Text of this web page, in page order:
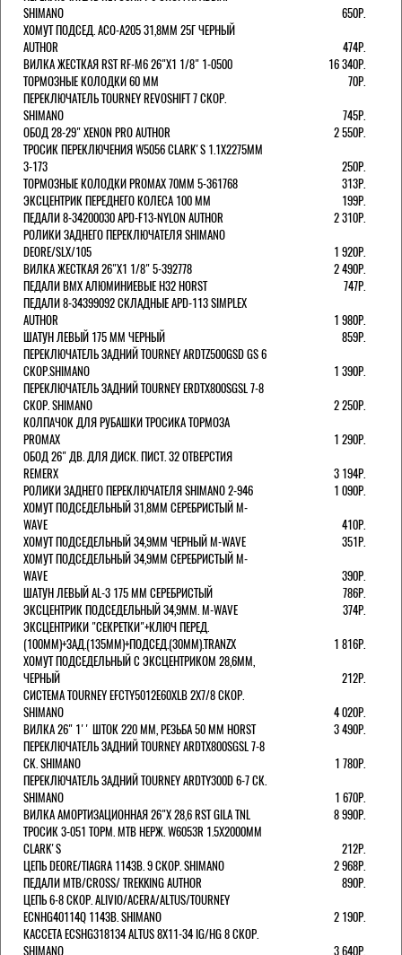
SHIMANO
650Р.
ХОМУТ ПОДСЕД. ACO-A205 31,8ММ 25Г ЧЕРНЫЙ
AUTHOR
474Р.
ВИЛКА ЖЕСТКАЯ RST RF-M6 26"Х1 1/8" 1-0500
16 340Р.
ТОРМОЗНЫЕ КОЛОДКИ 60 ММ
70Р.
ПЕРЕКЛЮЧАТЕЛЬ TOURNEY REVOSHIFT 7 СКОР.
SHIMANO
745Р.
ОБОД 28-29" XENON PRO AUTHOR
2 550Р.
ТРОСИК ПЕРЕКЛЮЧЕНИЯ W5056 CLARK'S 1.1Х2275ММ
3-173
250Р.
ТОРМОЗНЫЕ КОЛОДКИ PROMAX 70ММ 5-361768
313Р.
ЭКСЦЕНТРИК ПЕРЕДНЕГО КОЛЕСА 100 ММ
199Р.
ПЕДАЛИ 8-34200030 APD-F13-NYLON AUTHOR
2 310Р.
РОЛИКИ ЗАДНЕГО ПЕРЕКЛЮЧАТЕЛЯ SHIMANO
DEORE/SLX/105
1 920Р.
ВИЛКА ЖЕСТКАЯ 26"Х1 1/8" 5-392778
2 490Р.
ПЕДАЛИ BMX АЛЮМИНИЕВЫЕ H32 HORST
747Р.
ПЕДАЛИ 8-34399092 СКЛАДНЫЕ APD-113 SIMPLEX
AUTHOR
1 980Р.
ШАТУН ЛЕВЫЙ 175 ММ ЧЕРНЫЙ
859Р.
ПЕРЕКЛЮЧАТЕЛЬ ЗАДНИЙ TOURNEY ARDTZ500GSD GS 6
СКОР.SHIMANO
1 390Р.
ПЕРЕКЛЮЧАТЕЛЬ ЗАДНИЙ TOURNEY ERDTX800SGSL 7-8
СКОР. SHIMANO
2 250Р.
КОЛПАЧОК ДЛЯ РУБАШКИ ТРОСИКА ТОРМОЗА
PROMAX
1 290Р.
ОБОД 26" ДВ. ДЛЯ ДИСК. ПИСТ. 32 ОТВЕРСТИЯ
REMERX
3 194Р.
РОЛИКИ ЗАДНЕГО ПЕРЕКЛЮЧАТЕЛЯ SHIMANO 2-946
1 090Р.
ХОМУТ ПОДСЕДЕЛЬНЫЙ 31,8ММ СЕРЕБРИСТЫЙ M-
WAVE
410Р.
ХОМУТ ПОДСЕДЕЛЬНЫЙ 34,9ММ ЧЕРНЫЙ M-WAVE
351Р.
ХОМУТ ПОДСЕДЕЛЬНЫЙ 34,9ММ СЕРЕБРИСТЫЙ M-
WAVE
390Р.
ШАТУН ЛЕВЫЙ AL-3 175 ММ СЕРЕБРИСТЫЙ
786Р.
ЭКСЦЕНТРИК ПОДСЕДЕЛЬНЫЙ 34,9ММ. M-WAVE
374Р.
ЭКСЦЕНТРИКИ "СЕКРЕТКИ"+КЛЮЧ ПЕРЕД.
(100ММ)+ЗАД.(135ММ)+ПОДСЕД.(30ММ).TRANZX
1 816Р.
ХОМУТ ПОДСЕДЕЛЬНЫЙ С ЭКСЦЕНТРИКОМ 28,6ММ,
ЧЕРНЫЙ
212Р.
СИСТЕМА TOURNEY EFCTY5012E60XLB 2X7/8 СКОР.
SHIMANO
4 020Р.
ВИЛКА 26" 1'' ШТОК 220 ММ, РЕЗЬБА 50 ММ HORST
3 490Р.
ПЕРЕКЛЮЧАТЕЛЬ ЗАДНИЙ TOURNEY ARDTX800SGSL 7-8
СК. SHIMANO
1 780Р.
ПЕРЕКЛЮЧАТЕЛЬ ЗАДНИЙ TOURNEY ARDTY300D 6-7 СК.
SHIMANO
1 670Р.
ВИЛКА АМОРТИЗАЦИОННАЯ 26"Х 28,6 RST GILA TNL
8 990Р.
ТРОСИК 3-051 ТОРМ. MTB НЕРЖ. W6053R 1.5Х2000ММ
СLARK'S
212Р.
ЦЕПЬ DEORE/TIAGRA 114ЗВ. 9 СКОР. SHIMANO
2 968Р.
ПЕДАЛИ MTB/CROSS/ TREKKING AUTHOR
890Р.
ЦЕПЬ 6-8 СКОР. ALIVIO/ACERA/ALTUS/TOURNEY
ECNHG40114Q 114ЗВ. SHIMANO
2 190Р.
КАССЕТА ECSHG318134 ALTUS 8Х11-34 IG/HG 8 СКОР.
SHIMANO
3 640Р.